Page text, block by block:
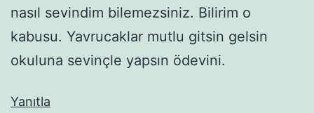
nasıl sevindim bilemezsiniz. Bilirim o
kabusu. Yavrucaklar mutlu gitsin gelsin
okuluna sevinçle yapsın ödevini.
Yanıtla